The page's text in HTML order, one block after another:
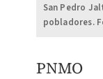
San Pedro
pobladores.
PNMO